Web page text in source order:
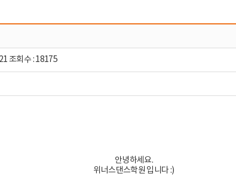
조회수 : 18175
안녕하세요.
위너스댄스학원 입니다 :)